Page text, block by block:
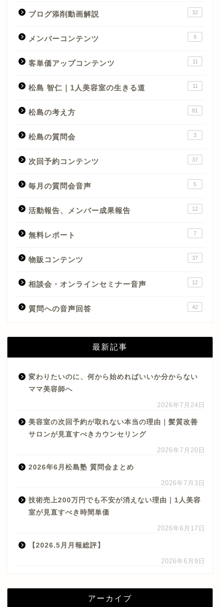
ブログ添削動画解説 32
メンバーコンテンツ 9
客単価アップコンテンツ 11
松島 智仁｜1人美容室の生きる道 11
松島の考え方 81
松島の質問会 3
次回予約コンテンツ 37
毎月の質問会音声 5
活動報告、メンバー成果報告 12
無料レポート 7
物販コンテンツ 37
相談会・オンラインセミナー音声 12
質問への音声回答 42
最新記事
変わりたいのに、何から始めればいいか分からない
ママ美容師へ
2026年7月24日
美容室の次回予約が取れない本当の理由｜髪質改善
サロンが見直すべきカウンセリング
2026年7月20日
2026年6月松島塾 質問会まとめ
2026年7月3日
技術売上200万円でも不安が消えない理由｜1人美容
室が見直すべき時間単価
2026年6月17日
【2026.5月月報総評】
2026年6月9日
アーカイブ